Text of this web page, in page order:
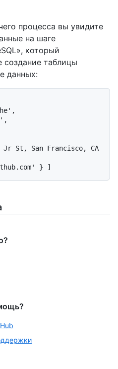
процесса вы увидите
на шаге
который
создание таблицы
данных: